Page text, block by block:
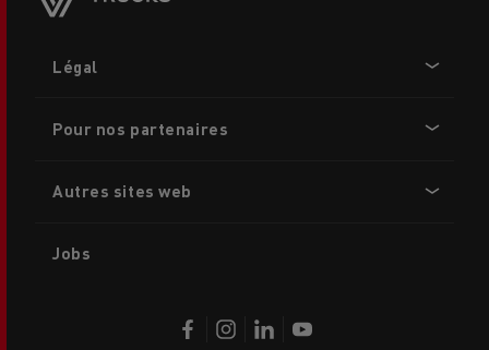
menu
Légal
Pour nos partenaires
Autres sites web
Jobs